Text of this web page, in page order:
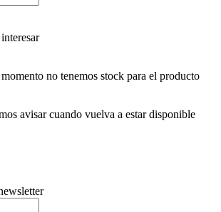
no tenemos stock para el producto
avisar cuando vuelva a estar disponible